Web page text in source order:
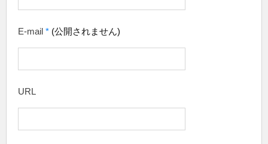
E-mail * (公開されません)
URL